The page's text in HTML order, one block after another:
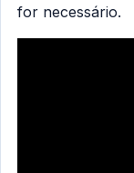
for necessário.